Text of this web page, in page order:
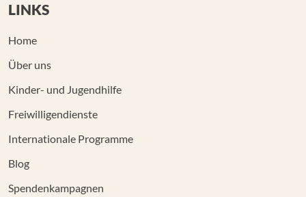
LINKS
Home
Über uns
Kinder- und Jugendhilfe
Freiwilligendienste
Internationale Programme
Blog
Spendenkampagnen